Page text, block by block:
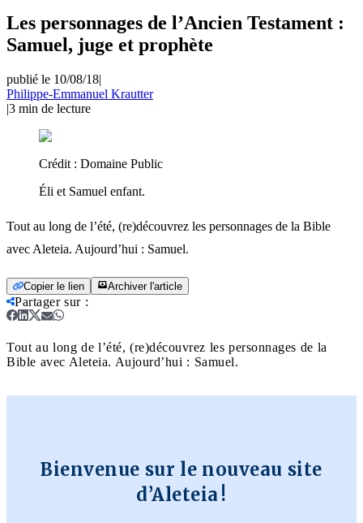
Les personnages de l’Ancien Testament :
Samuel, juge et prophète
publié le 10/08/18|
Philippe-Emmanuel Krautter
|3 min de lecture
Crédit : Domaine Public
Éli et Samuel enfant.
Tout au long de l’été, (re)découvrez les personnages de la Bible
avec Aleteia. Aujourd’hui : Samuel.
Copier le lien Archiver l'article
Partager sur:
Tout au long de l’été, (re)découvrez les personnages de la
Bible avec Aleteia. Aujourd’hui : Samuel.
Bienvenue sur le nouveau site
d’Aleteia !